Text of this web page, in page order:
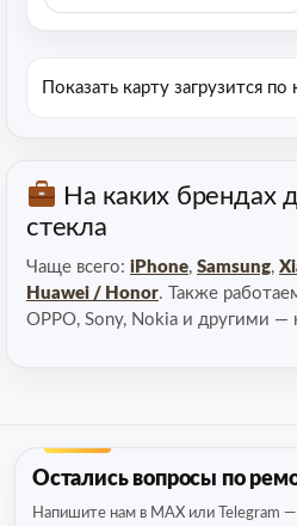
Показать карту загрузится по
На каких брендах
стекла
Чаще всего: iPhone, Samsung,
Huawei / Honor. Также
OPPO, Sony, Nokia и другими
Остались вопросы по
Напишите нам в MAX или Telegram